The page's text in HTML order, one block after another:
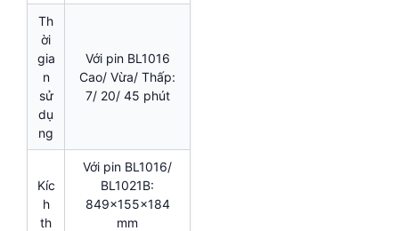
Th
ời
gia
n
sử
dụ
ng
Với pin BL1016
Cao/ Vừa/ Thấp:
7/ 20/ 45 phút
Kíc
h
th
Với pin BL1016/
BL1021B:
849x155x184
mm